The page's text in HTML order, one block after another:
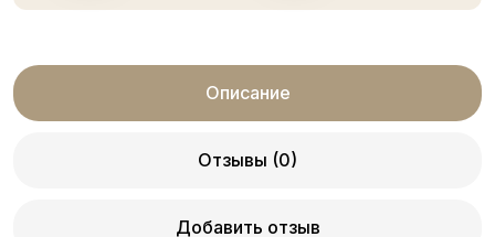
Описание
Отзывы (0)
Добавить отзыв